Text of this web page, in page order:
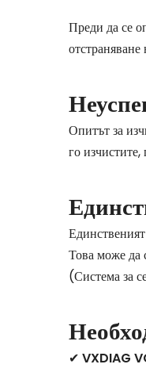
Преди да се
Опитът за
го изчистите,
Това може да
(Система за
✔ VXDIAG